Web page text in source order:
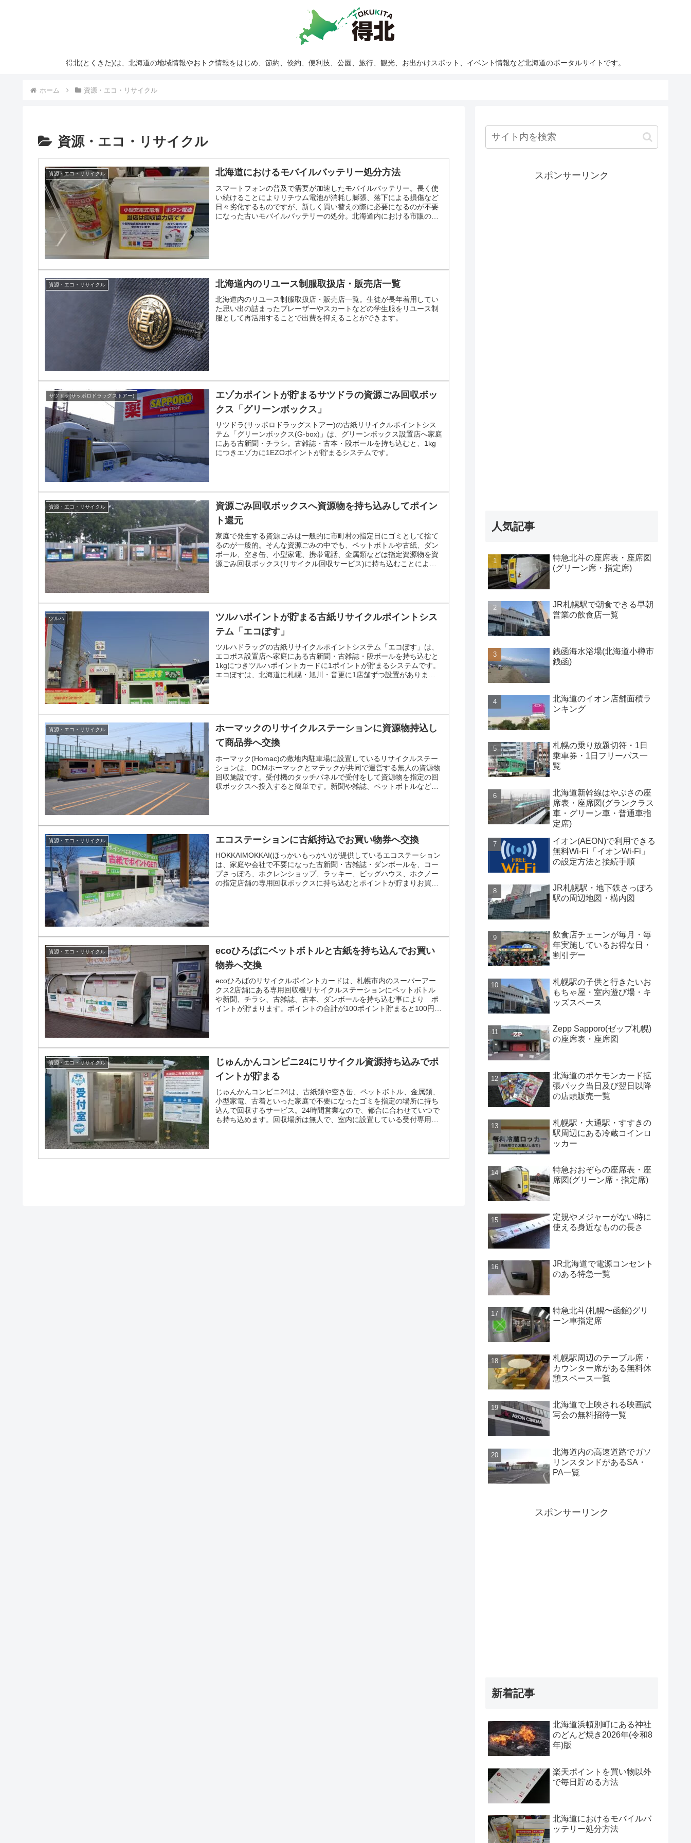
得北(とくきた)は、北海道の地域情報やおトク情報をはじめ、節約、倹約、便利技、公園、旅行、観光、お出かけスポット、イベント情報など北海道のポータルサイトです。
ホーム 資源・エコ・リサイクル
資源・エコ・リサイクル
資源・エコ・リサイクル 北海道におけるモバイルバッテリー処分方法
スマートフォンの普及で需要が加速したモバイルバッテリー。長く使
い続けることによりリチウム電池が消耗し膨張、落下による損傷など
日々劣化するものですが、新しく買い替えの際に必要になるのが不要
になった古いモバイルバッテリーの処分。北海道内における市販のモ
資源・エコ・リサイクル 北海道内のリユース制服取扱店・販売店一覧
北海道内のリユース制服取扱店・販売店一覧。生徒が長年着用してい
た思い出の詰まったブレーザーやスカートなどの学生服をリユース制
服として再活用することで出費を抑えることができます。
サツドラ(サッポロドラッグストアー)
エゾカポイントが貯まるサツドラの資源ごみ回収ボッ
クス「グリーンボックス」
サツドラ(サッポロドラッグストアー)の古紙リサイクルポイントシス
テム「グリーンボックス(G-box)」は、グリーンボックス設置店へ家庭
にある古新聞・チラシ。古雑誌・古本・段ボールを持ち込むと、1kg
につきエゾカに1EZOポイントが貯まるシステムです。
資源・エコ・リサイクル
資源ごみ回収ボックスへ資源物を持ち込みしてポイン
ト還元
家庭で発生する資源ごみは一般的に市町村の指定日にゴミとして捨て
るのが一般的。そんな資源ごみの中でも、ペットボトルや古紙、ダン
ボール、空き缶、小型家電、携帯電話、金属類などは指定資源物を資
源ごみ回収ボックス(リサイクル回収サービス)に持ち込むことによ
ツルハ
ツルハポイントが貯まる古紙リサイクルポイントシス
テム「エコぽす」
ツルハドラッグの古紙リサイクルポイントシステム「エコぽす」は、
エコポス設置店へ家庭にある古新聞・古雑誌・段ボールを持ち込むと
1kgにつきツルハポイントカードに1ポイントが貯まるシステムです。
エコぽすは、北海道に札幌・旭川・音更に1店舗ずつ設置がありま
資源・エコ・リサイクル
ホーマックのリサイクルステーションに資源物持込し
て商品券へ交換
ホーマック(Homac)の敷地内駐車場に設置しているリサイクルステー
ションは、DCMホーマックとマテックが共同で運営する無人の資源物
回収施設です。受付機のタッチパネルで受付をして資源物を指定の回
収ボックスへ投入すると簡単です。新聞や雑誌、ペットボトルなど資
資源・エコ・リサイクル エコステーションに古紙持込でお買い物券へ交換
HOKKAIMOKKAI(ほっかいもっかい)が提供しているエコステーション
は、家庭や会社で不要になった古新聞・古雑誌・ダンボールを、コー
プさっぽろ、ホクレンショップ、ラッキー、ビッグハウス、ホクノー
の指定店舗の専用回収ボックスに持ち込むとポイントが貯まりお買い
資源・エコ・リサイクル
ecoひろばにペットボトルと古紙を持ち込んでお買い
物券へ交換
ecoひろばのリサイクルポイントカードは、札幌市内のスーパーアー
クス2店舗にある専用回収機リサイクルステーションにペットボトル
や新聞、チラシ、古雑誌、古本、ダンボールを持ち込む事により ポ
イントが貯まります。ポイントの合計が100ポイント貯まると100円分
資源・エコ・リサイクル
じゅんかんコンビニ24にリサイクル資源持ち込みでポ
イントが貯まる
じゅんかんコンビニ24は、古紙類や空き缶、ペットボトル、金属類、
小型家電、古着といった家庭で不要になったゴミを指定の場所に持ち
込んで回収するサービス。24時間営業なので、都合に合わせていつで
も持ち込めます。回収場所は無人で、室内に設置している受付専用の
スポンサーリンク
人気記事
特急北斗の座席表・座席図
(グリーン席・指定席)
JR札幌駅で朝食できる早朝
営業の飲食店一覧
銭函海水浴場(北海道小樽市
銭函)
北海道のイオン店舗面積ラ
ンキング
札幌の乗り放題切符・1日
乗車券・1日フリーパス一
覧
北海道新幹線はやぶさの座
席表・座席図(グランクラス
車・グリーン車・普通車指
定席)
イオン(AEON)で利用できる
無料Wi-Fi「イオンWi-Fi」
の設定方法と接続手順
JR札幌駅・地下鉄さっぽろ
駅の周辺地図・構内図
飲食店チェーンが毎月・毎
年実施しているお得な日・
割引デー
札幌駅の子供と行きたいお
もちゃ屋・室内遊び場・キ
ッズスペース
Zepp Sapporo(ゼップ札幌)
の座席表・座席図
北海道のポケモンカード拡
張パック当日及び翌日以降
の店頭販売一覧
札幌駅・大通駅・すすきの
駅周辺にある冷蔵コインロ
ッカー
特急おおぞらの座席表・座
席図(グリーン席・指定席)
定規やメジャーがない時に
使える身近なものの長さ
JR北海道で電源コンセント
のある特急一覧
特急北斗(札幌〜函館)グリ
ーン車指定席
札幌駅周辺のテーブル席・
カウンター席がある無料休
憩スペース一覧
北海道で上映される映画試
写会の無料招待一覧
北海道内の高速道路でガソ
リンスタンドがあるSA・
PA一覧
スポンサーリンク
新着記事
北海道浜頓別町にある神社
のどんど焼き2026年(令和8
年)版
楽天ポイントを買い物以外
で毎日貯める方法
北海道におけるモバイルバ
ッテリー処分方法